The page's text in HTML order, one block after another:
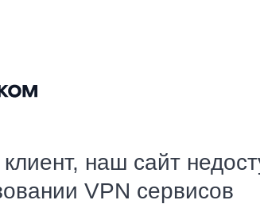
наш сайт
VPN сервисов